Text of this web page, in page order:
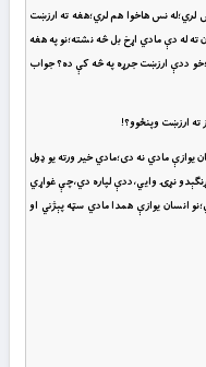
لري؛له نس هاخوا هم لري؛هغه ته ارزښت
له دې مادي اړخ بل څه نشته؛نو په هغه
ددې ارزښت جرړه په څه کې ده؟ جواب
ته ارزښت وپنځوو؟!
يوازې مادي نه دى؛مادي خير ورته يو ډول
نړۍ وايي،ددې لپاره دي،چې غواړي
انسان يوازې همدا مادي سټه پېژني او